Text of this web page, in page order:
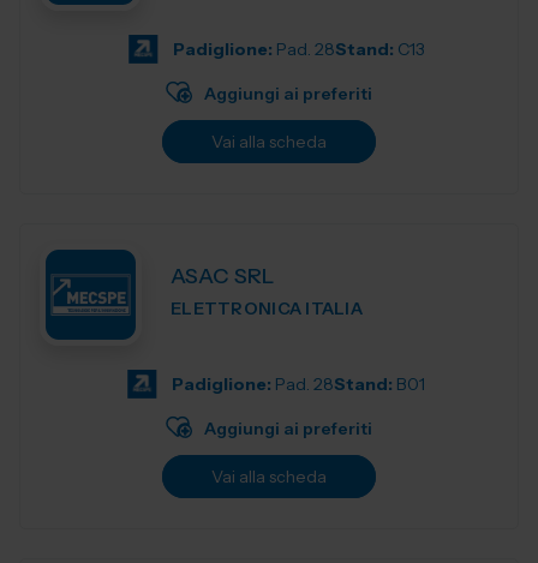
Padiglione: Pad. 28Stand: C13
Aggiungi ai preferiti
Vai alla scheda
ASAC SRL
ELETTRONICA ITALIA
Padiglione: Pad. 28Stand: B01
Aggiungi ai preferiti
Vai alla scheda